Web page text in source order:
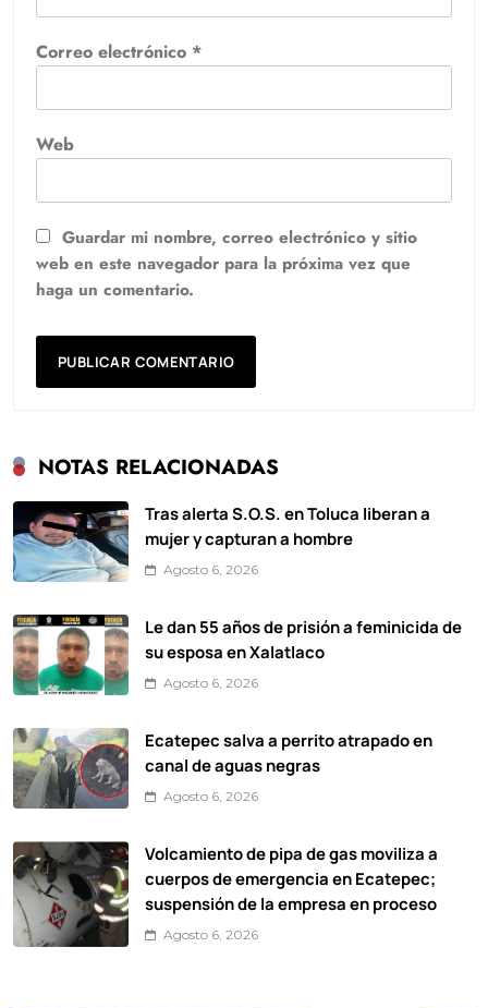
Correo electrónico *
Web
Guardar mi nombre, correo electrónico y sitio
web en este navegador para la próxima vez que
haga un comentario.
NOTAS RELACIONADAS
Tras alerta S.O.S. en Toluca liberan a
mujer y capturan a hombre
Agosto 6, 2026
Le dan 55 años de prisión a feminicida de
su esposa en Xalatlaco
Agosto 6, 2026
Ecatepec salva a perrito atrapado en
canal de aguas negras
Agosto 6, 2026
Volcamiento de pipa de gas moviliza a
cuerpos de emergencia en Ecatepec;
suspensión de la empresa en proceso
Agosto 6, 2026